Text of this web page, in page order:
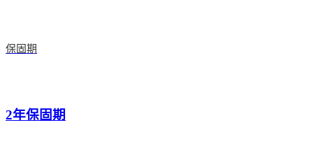
保固期
2年保固期